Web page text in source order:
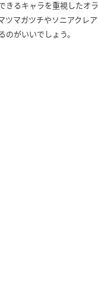
（41933）
きるキャラを重視したオ
ツマガツチやソニアクレ
のがいいでしょう。